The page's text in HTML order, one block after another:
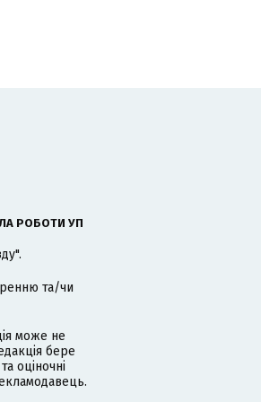
РОБОТИ УП
та/чи
може не
бере
оціночні